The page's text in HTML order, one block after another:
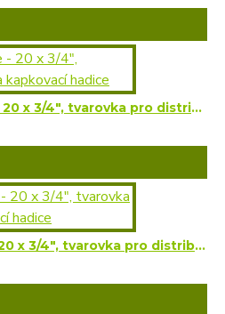
PE 20 mm Koleno vne - 20 x 3/4", tvarovka pro distribuční a kapkovací hadice
PE 20 mm Koleno vni - 20 x 3/4", tvarovka pro distribuční a kapkovací hadice